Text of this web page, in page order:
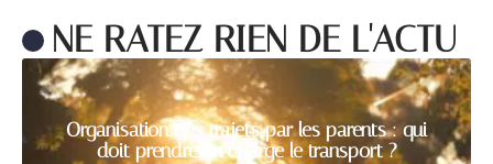
NE RATEZ RIEN DE L'ACTU
Organisation des trajets par les parents : qui
doit prendre en charge le transport ?